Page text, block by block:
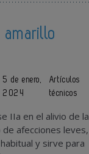
amarillo
5 de enero,
2024
Artículos
técnicos
IIa en el alivio de la
afecciones leves,
y sirve para